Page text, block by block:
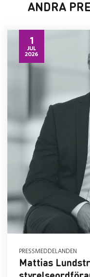
ANDRA
1
JUL
2026
PRESSMEDDELANDEN
Mattias